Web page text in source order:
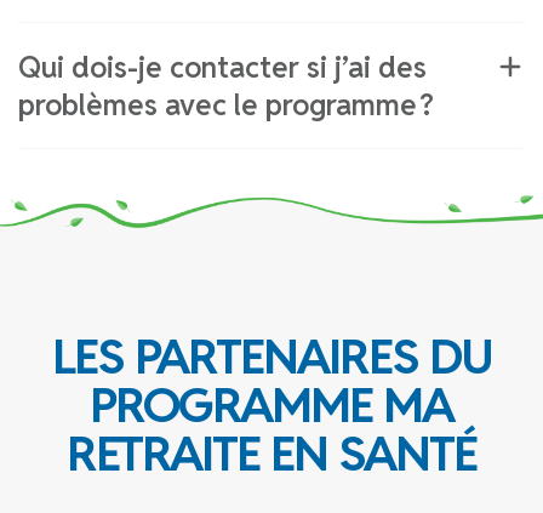
Qui dois-je contacter si j’ai des
problèmes avec le programme ?
LES PARTENAIRES DU
PROGRAMME MA
RETRAITE EN SANTÉ